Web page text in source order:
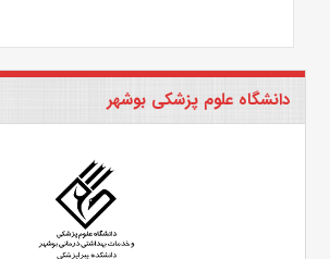
دانشگاه علوم پزشکی بوشهر